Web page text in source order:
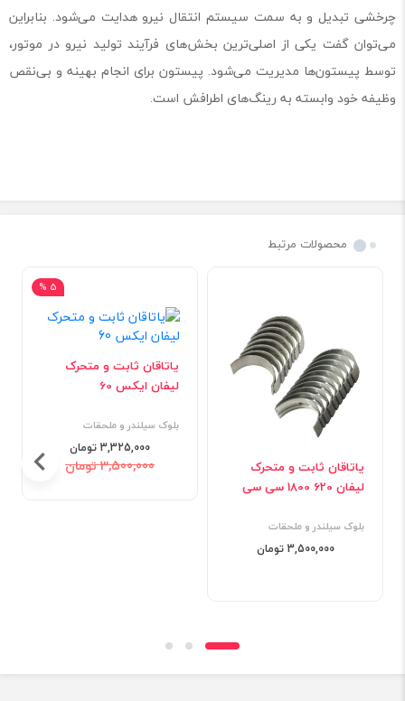
چرخشی تبدیل و به سمت سیستم انتقال نیرو هدایت می‌شود. بنابراین
می‌توان گفت یکی از اصلی‌ترین بخش‌های فرآیند تولید نیرو در موتور،
توسط پیستون‌ها مدیریت می‌شود. پیستون برای انجام بهینه و بی‌نقص
وظیفه خود وابسته به رینگ‌های اطرافش است.
محصولات مرتبط
یاتاقان ثابت و متحرک
لیفان 620 1800 سی سی
بلوک سیلندر و ملحقات
3,500,000 تومان
5 %
یاتاقان ثابت و متحرک
لیفان ایکس 60
بلوک سیلندر و ملحقات
3,325,000 تومان
3,500,000 تومان